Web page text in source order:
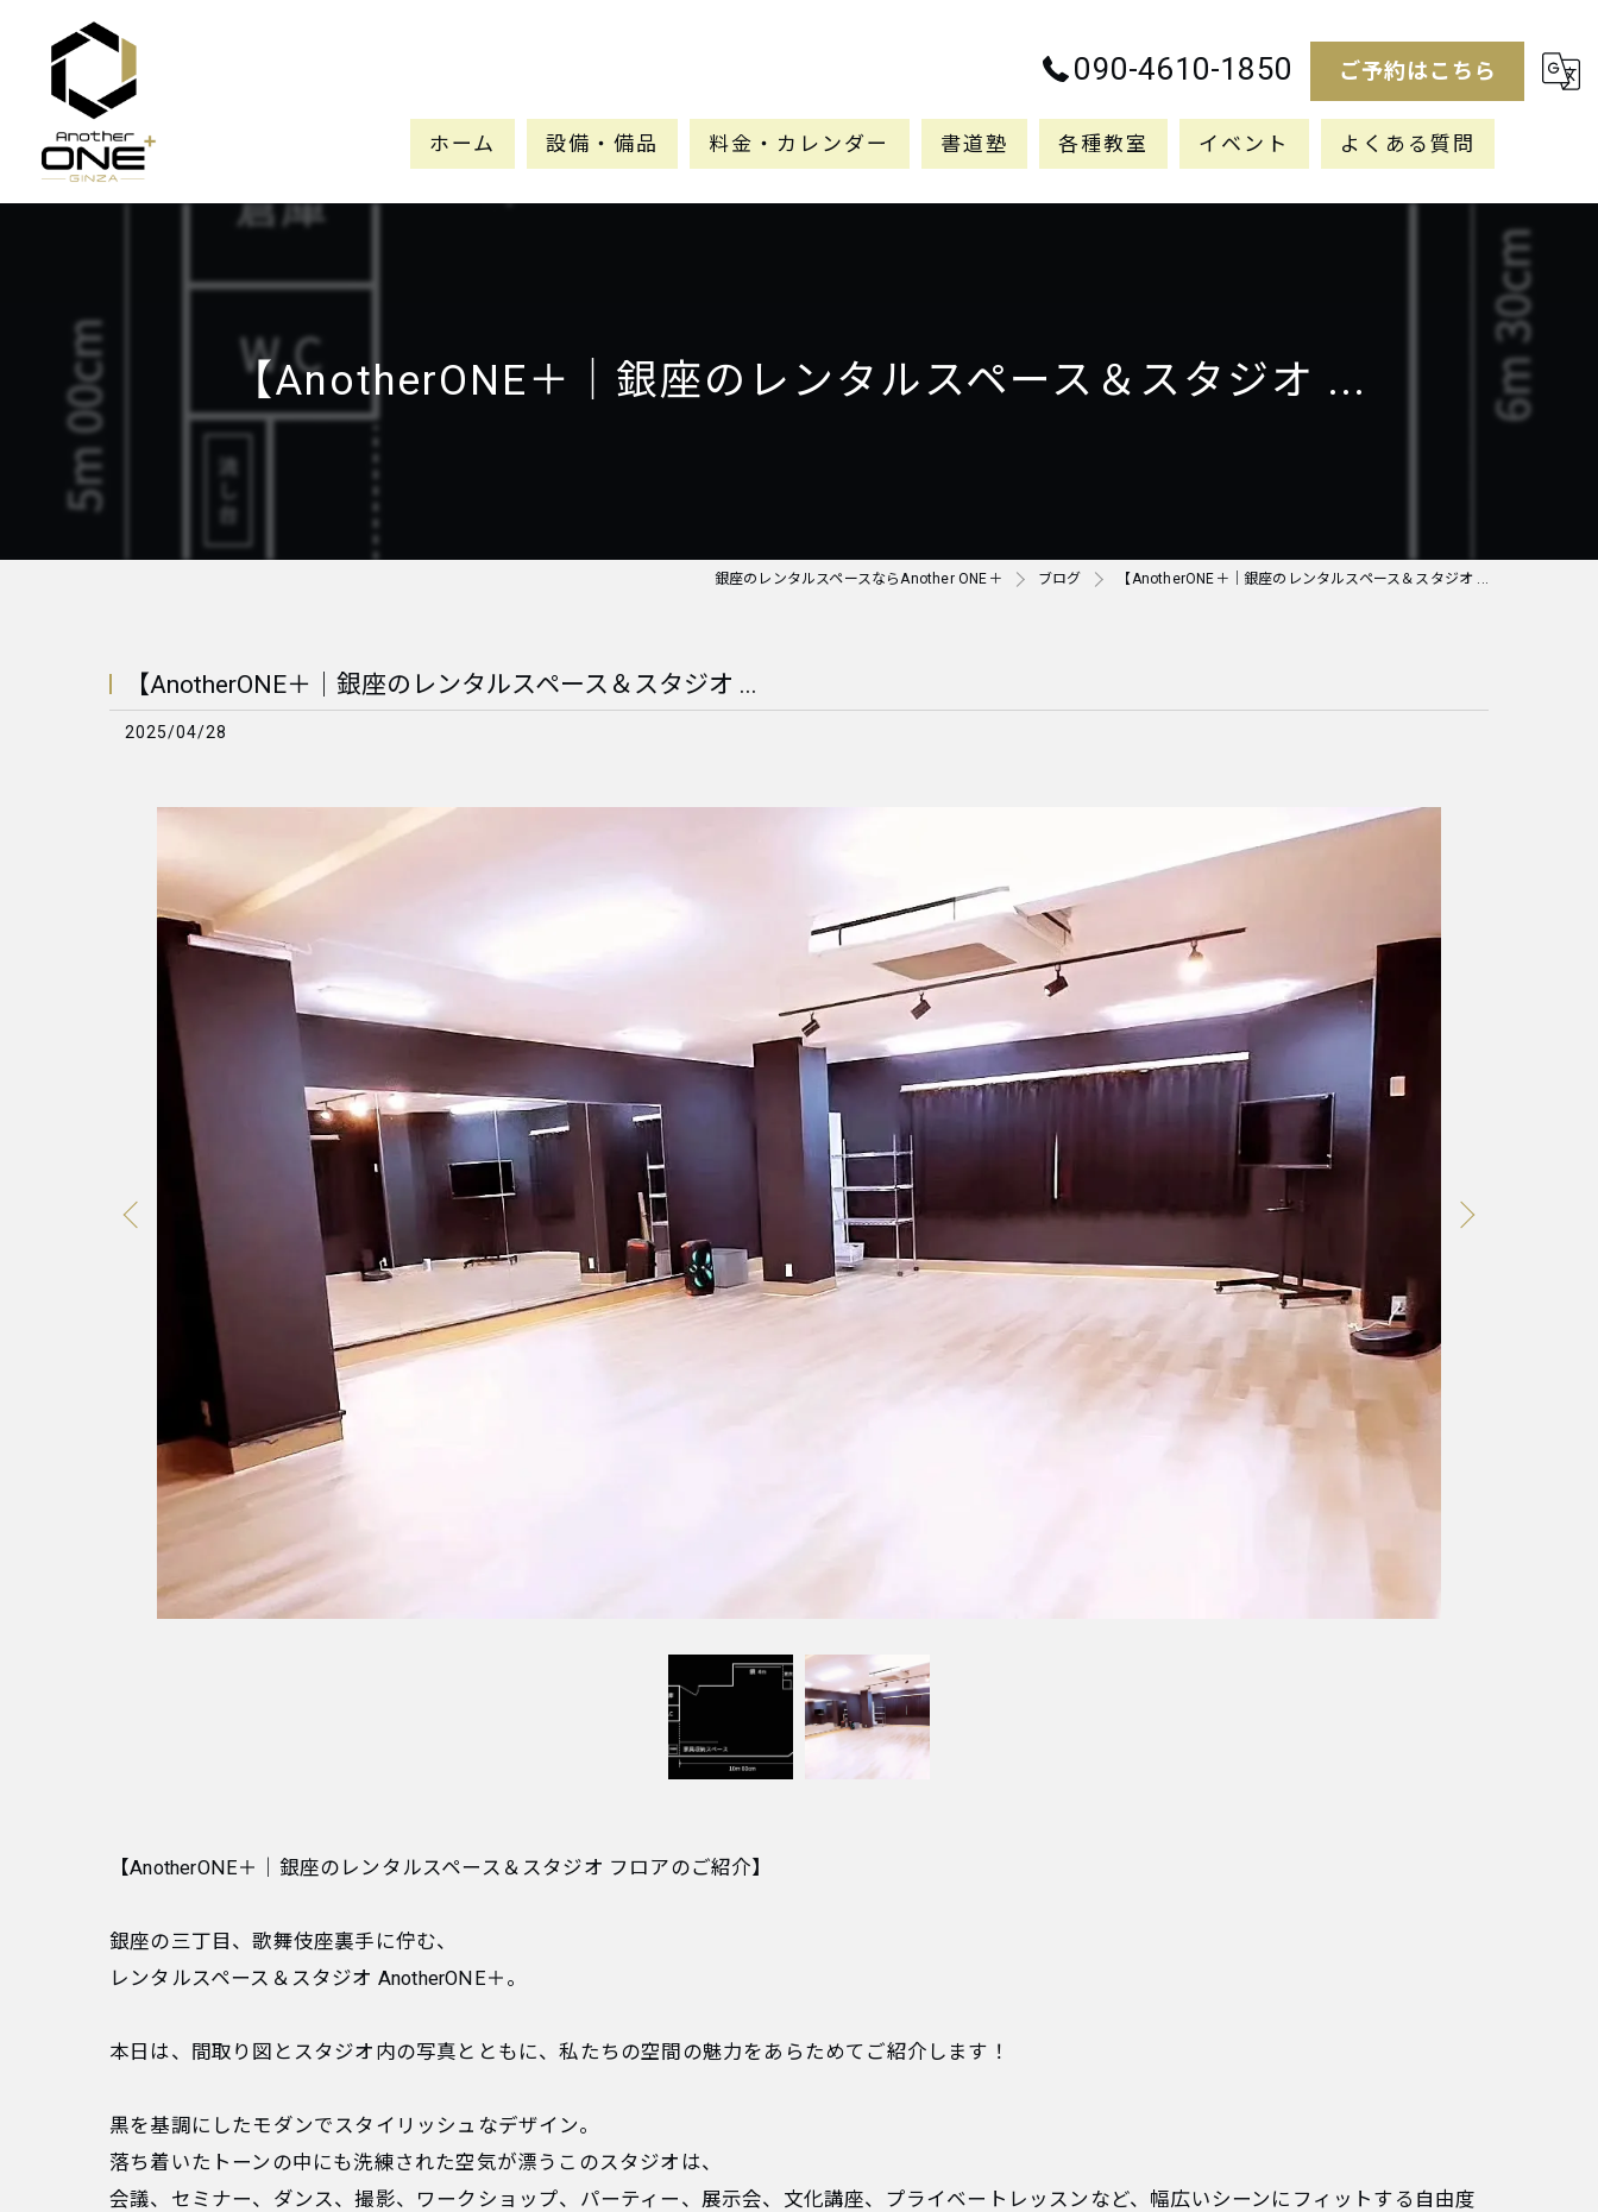
090-4610-1850 ご予約はこちら
ホーム 設備・備品 料金・カレンダー 書道塾 各種教室 イベント よくある質問
【AnotherONE＋｜銀座のレンタルスペース＆スタジオ ...
銀座のレンタルスペースならAnother ONE＋ ブログ 【AnotherONE＋｜銀座のレンタルスペース＆スタジオ ...
【AnotherONE＋｜銀座のレンタルスペース＆スタジオ ...
2025/04/28
【AnotherONE＋｜銀座のレンタルスペース＆スタジオ フロアのご紹介】
銀座の三丁目、歌舞伎座裏手に佇む、
レンタルスペース＆スタジオ AnotherONE＋。
本日は、間取り図とスタジオ内の写真とともに、私たちの空間の魅力をあらためてご紹介します！
黒を基調にしたモダンでスタイリッシュなデザイン。
落ち着いたトーンの中にも洗練された空気が漂うこのスタジオは、
会議、セミナー、ダンス、撮影、ワークショップ、パーティー、展示会、文化講座、プライベートレッスンなど、幅広いシーンにフィットする自由度